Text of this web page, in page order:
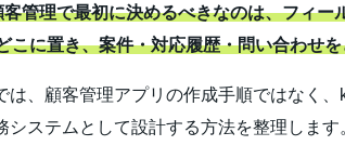
管理で最初に決めるべきなのは、フィー
こに置き、案件・対応履歴・問い合わせ
は、顧客管理アプリの作成手順ではなく
システムとして設計する方法を整理します